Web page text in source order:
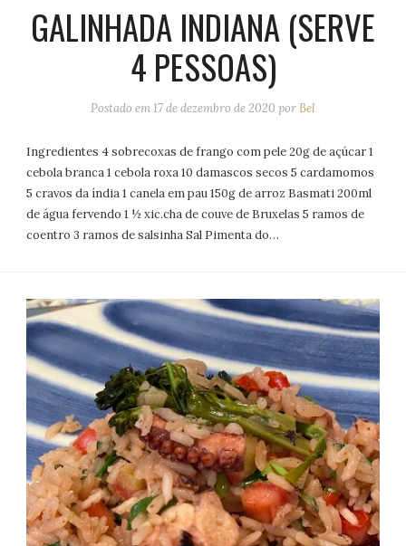
GALINHADA INDIANA (SERVE
4 PESSOAS)
Postado em 17 de dezembro de 2020 porBel
Ingredientes 4 sobrecoxas de frango com pele 20g de açúcar 1
cebola branca 1 cebola roxa 10 damascos secos 5 cardamomos
5 cravos da índia 1 canela em pau 150g de arroz Basmati 200ml
de água fervendo 1 ½ xic.cha de couve de Bruxelas 5 ramos de
coentro 3 ramos de salsinha Sal Pimenta do…